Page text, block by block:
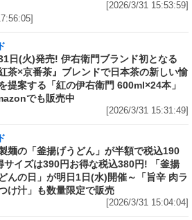
[2026/3/31 15:53:59]
日(火)発売! 伊右衛門ブランド初となる
紅茶×京番茶』ブレンドで日本茶の新しい愉
提案する「紅の伊右衛門 600ml×24本」
でも販売中
[2026/3/31 15:31:49]
麺の「釜揚げうどん」が半額で税込190
サイズは390円お得な税込380円! 「釜揚
んの日」が明日1日(水)開催～「旨辛 肉ラ
け汁」も数量限定で販売
[2026/3/31 15:04:04]